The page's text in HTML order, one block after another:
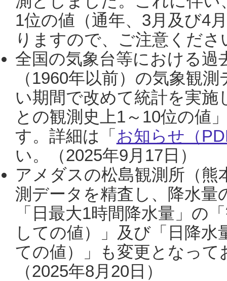
1位の値（通年、3月及び4
りますので、ご注意くだ
全国の気象台等における過
（1960年以前）の気象観
い期間で改めて統計を実
との観測史上1～10位の値
す。詳細は「 お知らせ（
い。（2025年9月17日）
アメダスの松島観測所（熊
測データを精査し、降水
「日最大1時間降水量」の
しての値）」及び「日降
ての値）」も変更となっ
（2025年8月20日）